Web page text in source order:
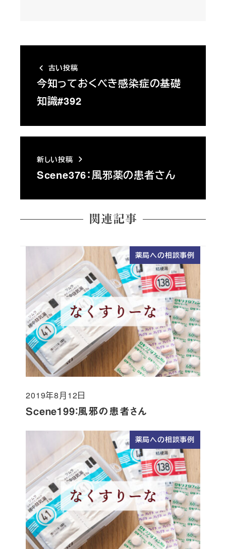
古い投稿
今知っておくべき感染症の基礎
知識#392
新しい投稿
Scene376：風邪薬の患者さん
関連記事
薬局への相談事例
Scene199：風邪の患者さん
投稿日
2019年8月12日
薬局への相談事例